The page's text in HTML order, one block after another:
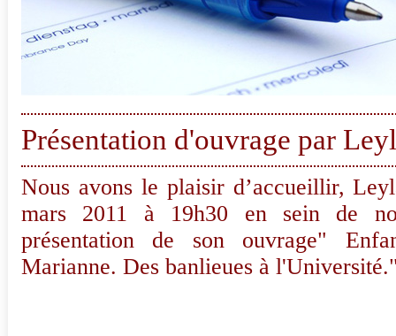
Présentation d'ouvrage par
Nous avons le plaisir d’accueillir,
mars 2011 à 19h30 en sein de
présentation de son ouvrage"
Marianne. Des banlieues à